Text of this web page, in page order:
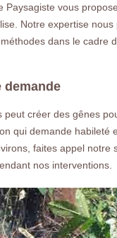
Paysagiste vous
Notre expertise
dans le cadre
demande
créer des gênes
qui demande habileté
faites appel
nos interventions.